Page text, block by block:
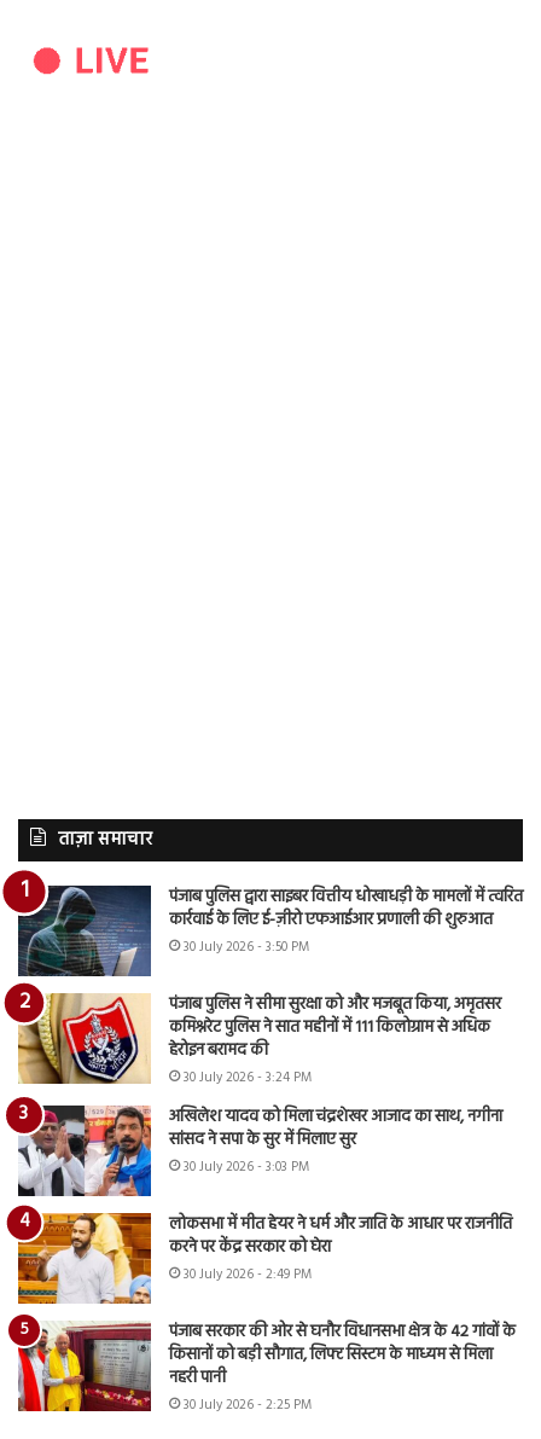
ताज़ा समाचार
पंजाब पुलिस द्वारा साइबर वित्तीय धोखाधड़ी के मामलों में त्वरित
कार्रवाई के लिए ई-ज़ीरो एफआईआर प्रणाली की शुरुआत
30 July 2026 - 3:50 PM
पंजाब पुलिस ने सीमा सुरक्षा को और मजबूत किया, अमृतसर
कमिश्नरेट पुलिस ने सात महीनों में 111 किलोग्राम से अधिक
हेरोइन बरामद की
30 July 2026 - 3:24 PM
अखिलेश यादव को मिला चंद्रशेखर आजाद का साथ, नगीना
सांसद ने सपा के सुर में मिलाए सुर
30 July 2026 - 3:03 PM
लोकसभा में मीत हेयर ने धर्म और जाति के आधार पर राजनीति
करने पर केंद्र सरकार को घेरा
30 July 2026 - 2:49 PM
पंजाब सरकार की ओर से घनौर विधानसभा क्षेत्र के 42 गांवों के
किसानों को बड़ी सौगात, लिफ्ट सिस्टम के माध्यम से मिला
नहरी पानी
30 July 2026 - 2:25 PM